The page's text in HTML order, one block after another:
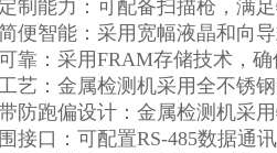
制能力：可配备扫描枪，满
便智能：采用宽幅液晶和向
靠：采用FRAM存储技术，
艺：金属检测机采用全不锈
防跑偏设计：金属检测机采
接口：可配置RS-485数据通